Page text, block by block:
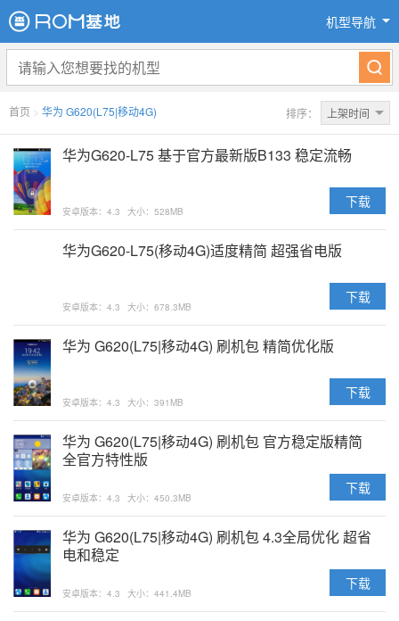
机型导航
首页 > 华为 G620(L75|移动4G) 排序： 上架时间
华为G620-L75 基于官方最新版B133 稳定流畅
安卓版本：4.3 大小：528MB
下载
华为G620-L75(移动4G)适度精简 超强省电版
安卓版本：4.3 大小：678.3MB
下载
华为 G620(L75|移动4G) 刷机包 精简优化版
安卓版本：4.3 大小：391MB
下载
华为 G620(L75|移动4G) 刷机包 官方稳定版精简
全官方特性版
安卓版本：4.3 大小：450.3MB
下载
华为 G620(L75|移动4G) 刷机包 4.3全局优化 超省
电和稳定
安卓版本：4.3 大小：441.4MB
下载